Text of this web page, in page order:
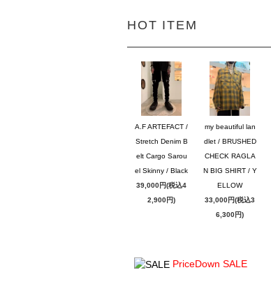
HOT ITEM
A.F ARTEFACT /
Stretch Denim B
elt Cargo Sarou
el Skinny / Black
39,000円(税込4
2,900円)
my beautiful lan
dlet / BRUSHED
CHECK RAGLA
N BIG SHIRT / Y
ELLOW
33,000円(税込3
6,300円)
PriceDown SALE